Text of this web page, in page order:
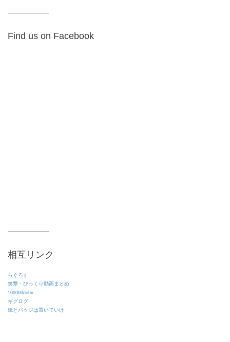
Find us on Facebook
相互リンク
らぐろす
笑撃・びっくり動画まとめ
100000dobu
ギグログ
銃とバッジは置いていけ